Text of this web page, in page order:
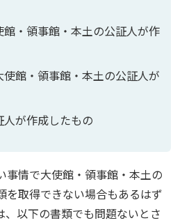
・領事館・本土の公証人が作
館・領事館・本土の公証人が
が作成したもの
事情で大使館・領事館・本土の
を取得できない場合もあるはず
、以下の書類でも問題ないとさ